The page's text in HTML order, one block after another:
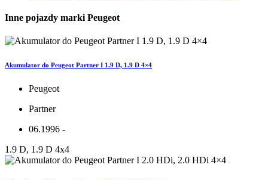
Inne pojazdy marki Peugeot
Akumulator do Peugeot Partner I 1.9 D, 1.9 D 4×4
Peugeot
Partner
06.1996 -
1.9 D, 1.9 D 4x4